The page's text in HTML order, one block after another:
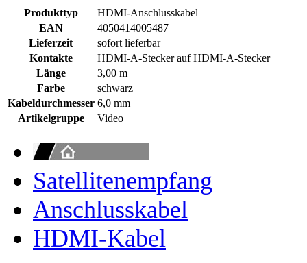
Produkttyp
HDMI-Anschlusskabel
EAN
4050414005487
Lieferzeit
sofort lieferbar
Kontakte
HDMI-A-Stecker auf HDMI-A-Stecker
Länge
3,00 m
Farbe
schwarz
Kabeldurchmesser 6,0 mm
Artikelgruppe
Video
Satellitenempfang
Anschlusskabel
HDMI-Kabel